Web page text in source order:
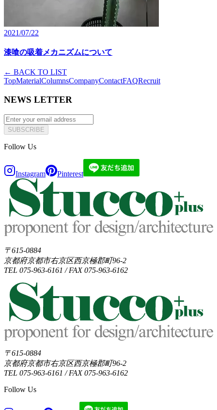
2021/07/22
漆喰の吸着メカニズムについて
← BACK TO LIST
TopMaterialColumnsCompanyContactFAQRecruit
NEWS LETTER
SUBSCRIBE
Follow Us
Instagram Pinterest
〒615-0884
京都府京都市右京区西京極郡町96-2
TEL 075-963-6161 / FAX 075-963-6162
〒615-0884
京都府京都市右京区西京極郡町96-2
TEL 075-963-6161 / FAX 075-963-6162
Follow Us